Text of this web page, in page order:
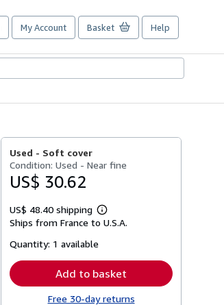
My Account Basket Help
Used - Soft cover
Condition: Used - Near fine
US$ 30.62
US$ 48.40 shipping
Learn
more
Ships from France to U.S.A.
Quantity: 1 available
Add to basket
Free 30-day returns